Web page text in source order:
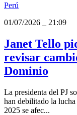
Perú
01/07/2026
21:09
Janet Tello
revisar
Dominio
La presidenta del PJ
han debilitado la
2025 se afec...